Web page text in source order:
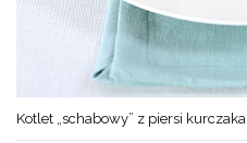
Kotlet „schabowy” z piersi kurczaka